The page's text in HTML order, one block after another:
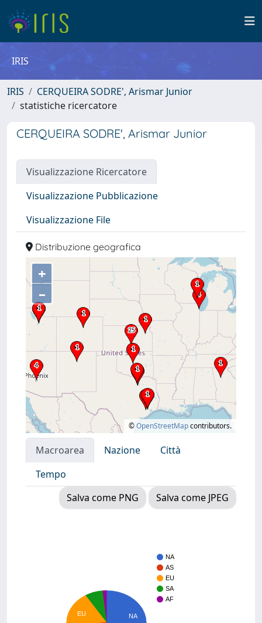
IRIS
IRIS
CERQUEIRA SODRE', Arismar Junior
statistiche ricercatore
CERQUEIRA SODRE', Arismar Junior
Visualizzazione Ricercatore
Visualizzazione Pubblicazione
Visualizzazione File
Distribuzione geografica
+
–
©OpenStreetMapcontributors.
Macroarea Nazione
Città
Tempo
Salva come PNG
Salva come JPEG
NA
AS
EU
SA
AF
NA
EU